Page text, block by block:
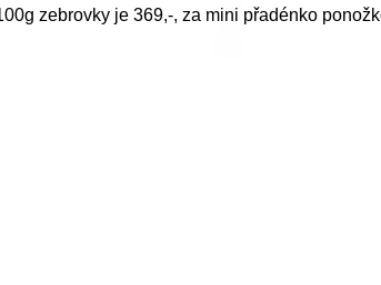
zebrovky je 369,-, za mini přadénko